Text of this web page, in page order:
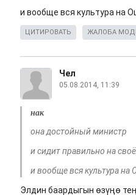
и вообще вся культура на
ЦИТИРОВАТЬ ЖАЛОБА
Чел
05.08.2014, 11:39
нак
она достойный министр
и сидит правильно на
и вообще вся культура на
Элдин баардыгын өзүңө